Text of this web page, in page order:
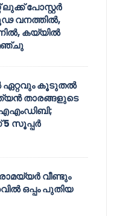
ലുക്ക് പോസ്റ്റർ
വനത്തിൽ,
കയ്യിൽ
മഞ്ചു
കൂടുതൽ
താരങ്ങളുടെ
ഐഎംഡിബി;
5 സൂപ്പർ
വീണ്ടും
ഒപ്പം പുതിയ